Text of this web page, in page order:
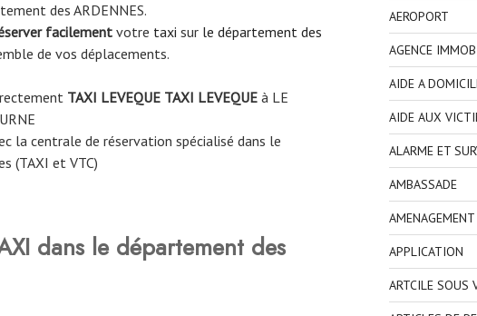
des ARDENNES.
facilement votre taxi sur le département des
de vos déplacements.
TAXI LEVEQUE TAXI LEVEQUE à LE
la centrale de réservation spécialisé dans le
(TAXI et VTC)
dans le département des
AEROPORT
AGENCE
AIDE A
AIDE AUX
ALARME ET
AMBASSADE
APPLICATION
ARTCILE SOUS